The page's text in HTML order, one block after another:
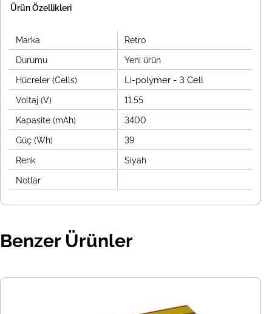
Ürün Özellikleri
Marka Retro
Durumu Yeni ürün
Hücreler (Cells) Li-polymer - 3 Cell
Voltaj (V) 11.55
Kapasite (mAh) 3400
Güç (Wh) 39
Renk Siyah
Notlar
Benzer Ürünler